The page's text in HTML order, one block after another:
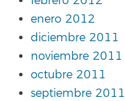
enero 2012
diciembre 2011
noviembre 2011
octubre 2011
septiembre 2011